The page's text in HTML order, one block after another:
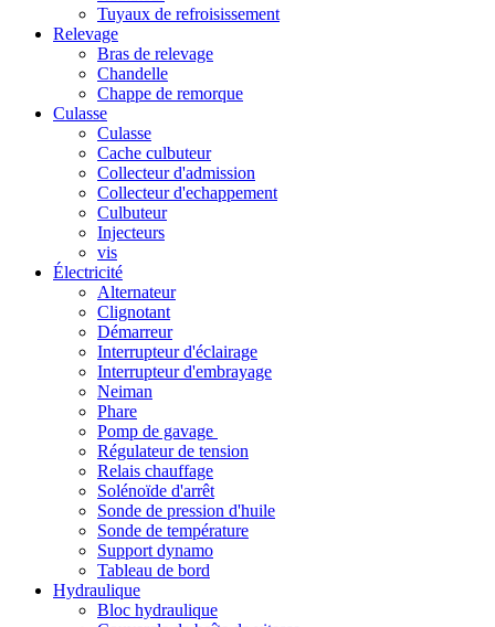
Tuyaux de refroisissement
Relevage
Bras de relevage
Chandelle
Chappe de remorque
Culasse
Culasse
Cache culbuteur
Collecteur d'admission
Collecteur d'echappement
Culbuteur
Injecteurs
vis
Électricité
Alternateur
Clignotant
Démarreur
Interrupteur d'éclairage
Interrupteur d'embrayage
Neiman
Phare
Pomp de gavage
Régulateur de tension
Relais chauffage
Solénoïde d'arrêt
Sonde de pression d'huile
Sonde de température
Support dynamo
Tableau de bord
Hydraulique
Bloc hydraulique